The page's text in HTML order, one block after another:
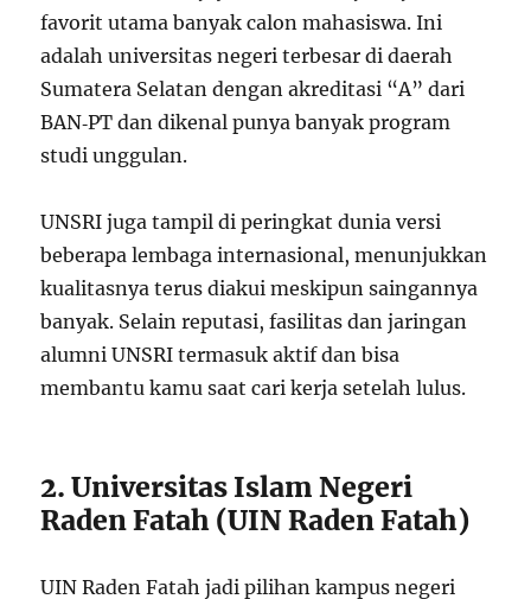
favorit utama banyak calon mahasiswa. Ini
adalah universitas negeri terbesar di daerah
Sumatera Selatan dengan akreditasi “A” dari
BAN‑PT dan dikenal punya banyak program
studi unggulan.
UNSRI juga tampil di peringkat dunia versi
beberapa lembaga internasional, menunjukkan
kualitasnya terus diakui meskipun saingannya
banyak. Selain reputasi, fasilitas dan jaringan
alumni UNSRI termasuk aktif dan bisa
membantu kamu saat cari kerja setelah lulus.
2. Universitas Islam Negeri
Raden Fatah (UIN Raden Fatah)
UIN Raden Fatah jadi pilihan kampus negeri